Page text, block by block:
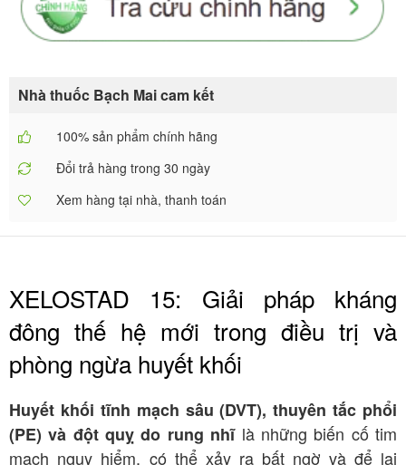
Nhà thuốc Bạch Mai cam kết
100% sản phẩm chính hãng
Đổi trả hàng trong 30 ngày
Xem hàng tại nhà, thanh toán
XELOSTAD 15: Giải pháp kháng
đông thế hệ mới trong điều trị và
phòng ngừa huyết khối
Huyết khối tĩnh mạch sâu (DVT), thuyên tắc phổi
(PE) và đột quỵ do rung nhĩlà những biến cố tim
mạch nguy hiểm, có thể xảy ra bất ngờ và để lại